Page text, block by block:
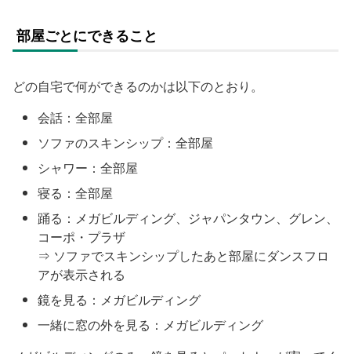
部屋ごとにできること
どの自宅で何ができるのかは以下のとおり。
会話：全部屋
ソファのスキンシップ：全部屋
シャワー：全部屋
寝る：全部屋
踊る：メガビルディング、ジャパンタウン、グレン、
コーポ・プラザ
⇒ ソファでスキンシップしたあと部屋にダンスフロ
アが表示される
鏡を見る：メガビルディング
一緒に窓の外を見る：メガビルディング